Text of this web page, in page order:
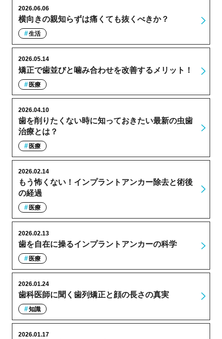
横向きの親知らずは痛くても抜くべきか？
2026.06.06
生活
矯正で歯並びと噛み合わせを改善するメリット！
2026.05.14
医療
歯を削りたくない時に知っておきたい最新の虫歯
治療とは？
2026.04.10
医療
もう怖くない！インプラントアンカー除去と術後
の経過
2026.02.14
医療
歯を自在に操るインプラントアンカーの科学
2026.02.13
医療
歯科医師に聞く歯列矯正と顔の長さの真実
2026.01.24
知識
2026.01.17